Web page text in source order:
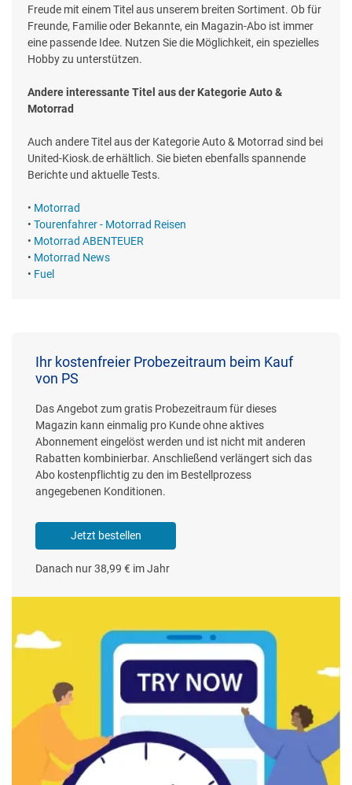
Freude mit einem Titel aus unserem breiten Sortiment. Ob für
Freunde, Familie oder Bekannte, ein Magazin-Abo ist immer
eine passende Idee. Nutzen Sie die Möglichkeit, ein spezielles
Hobby zu unterstützen.
Andere interessante Titel aus der Kategorie Auto &
Motorrad
Auch andere Titel aus der Kategorie Auto & Motorrad sind bei
United-Kiosk.de erhältlich. Sie bieten ebenfalls spannende
Berichte und aktuelle Tests.
• Motorrad
• Tourenfahrer - Motorrad Reisen
• Motorrad ABENTEUER
• Motorrad News
• Fuel
Ihr kostenfreier Probezeitraum beim Kauf
von PS
Das Angebot zum gratis Probezeitraum für dieses
Magazin kann einmalig pro Kunde ohne aktives
Abonnement eingelöst werden und ist nicht mit anderen
Rabatten kombinierbar. Anschließend verlängert sich das
Abo kostenpflichtig zu den im Bestellprozess
angegebenen Konditionen.
Jetzt bestellen
Danach nur 38,99 € im Jahr